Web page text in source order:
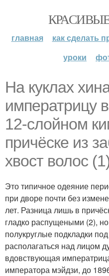
главная как сделать
уроки
На куклах
императрицу
12-слойном
причёске из
хвост волос
Это типичное одеяние
при дворе почти без
лет. Разница лишь в
гладко распущеными (2),
полукруглые подкладки
располагаться над лицом
вдовствующая
императора мэйдзи, до